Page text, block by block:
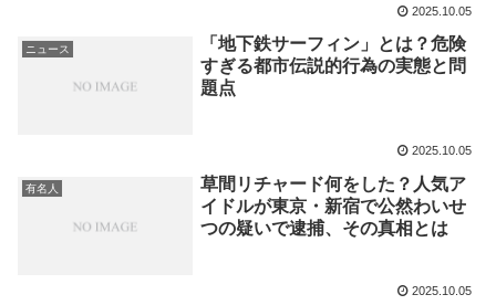
2025.10.05
ニュース
「地下鉄サーフィン」とは？危険
すぎる都市伝説的行為の実態と問
題点
2025.10.05
有名人
草間リチャード何をした？人気ア
イドルが東京・新宿で公然わいせ
つの疑いで逮捕、その真相とは
2025.10.05